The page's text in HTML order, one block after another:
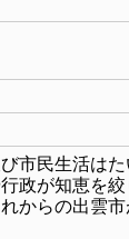
市民生活は
政が知恵を
からの出雲